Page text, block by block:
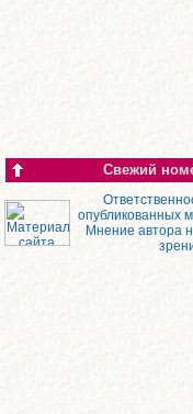
Свежий
опубликованных
Мнение автора